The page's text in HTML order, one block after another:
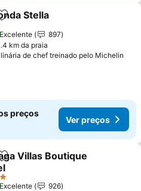
Adicionar aos favoritos
Stella
Excelente
897
km da praia
de chef treinado pelo Michelin
preços
Ver preços
Adicionar aos favoritos
Villas Boutique
Excelente
926